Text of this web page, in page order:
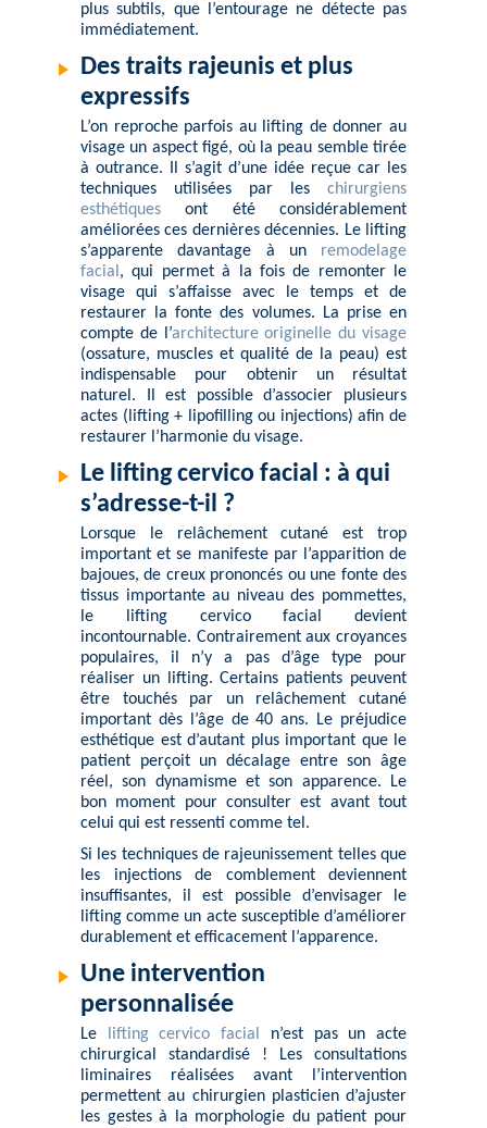
plus subtils, que l’entourage ne détecte pas
immédiatement.
Des traits rajeunis et plus
expressifs
L’on reproche parfois au lifting de donner au
visage un aspect figé, où la peau semble tirée
à outrance. Il s’agit d’une idée reçue car les
techniques utilisées par les chirurgiens
esthétiques ont été considérablement
améliorées ces dernières décennies. Le lifting
s’apparente davantage à un remodelage
facial, qui permet à la fois de remonter le
visage qui s’affaisse avec le temps et de
restaurer la fonte des volumes. La prise en
compte de l’architecture originelle du visage
(ossature, muscles et qualité de la peau) est
indispensable pour obtenir un résultat
naturel. Il est possible d’associer plusieurs
actes (lifting + lipofilling ou injections) afin de
restaurer l’harmonie du visage.
Le lifting cervico facial : à qui
s’adresse-t-il ?
Lorsque le relâchement cutané est trop
important et se manifeste par l’apparition de
bajoues, de creux prononcés ou une fonte des
tissus importante au niveau des pommettes,
le lifting cervico facial devient
incontournable. Contrairement aux croyances
populaires, il n’y a pas d’âge type pour
réaliser un lifting. Certains patients peuvent
être touchés par un relâchement cutané
important dès l’âge de 40 ans. Le préjudice
esthétique est d’autant plus important que le
patient perçoit un décalage entre son âge
réel, son dynamisme et son apparence. Le
bon moment pour consulter est avant tout
celui qui est ressenti comme tel.
Si les techniques de rajeunissement telles que
les injections de comblement deviennent
insuffisantes, il est possible d’envisager le
lifting comme un acte susceptible d’améliorer
durablement et efficacement l’apparence.
Une intervention
personnalisée
Le lifting cervico facial n’est pas un acte
chirurgical standardisé ! Les consultations
liminaires réalisées avant l’intervention
permettent au chirurgien plasticien d’ajuster
les gestes à la morphologie du patient pour